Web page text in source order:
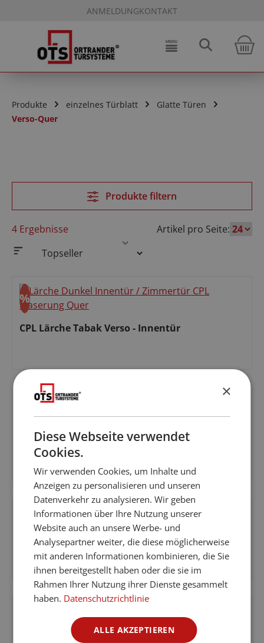
Zum Hauptinhalt springen
ANMELDUNGKONTAKT
Produkte einzelnes Türblatt
Glatte Türen
Verso-Quer
Produkte filtern
4 Ergebnisse Artikel pro Seite:
Rabatt
%
CPL Lärche Tabak Verso - Innentür
Verkaufspreis:
Rabatt
CPL Eiche Natur Verso - Innentür
Verkaufspreis:
Rabatt
CPL Pinie Verso - Innentür
Verkaufspreis:
×
Diese Webseite verwendet
Cookies.
Wir verwenden Cookies, um Inhalte und
Anzeigen zu personalisieren und unseren
Datenverkehr zu analysieren. Wir geben
Informationen über Ihre Nutzung unserer
Website auch an unsere Werbe- und
Analysepartner weiter, die diese möglicherweise
mit anderen Informationen kombinieren, die Sie
ihnen bereitgestellt haben oder die sie im
Rahmen Ihrer Nutzung ihrer Dienste gesammelt
haben. Datenschutzrichtlinie
ALLE AKZEPTIEREN